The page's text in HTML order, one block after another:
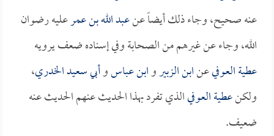
عنه صحيح، وجاء ذلك أيضاً عنعبد الله بن عمرعليه رضوان
الله، وجاء عن غيرهم من الصحابة وفي إسناده ضعف يرويه
عطية العوفيعنابن الزبيروابن عباسوأبي سعيد الخدري،
ولكنعطية العوفيالذي تفرد بهذا الحديث عنهم الحديث عنه
ضعيف.